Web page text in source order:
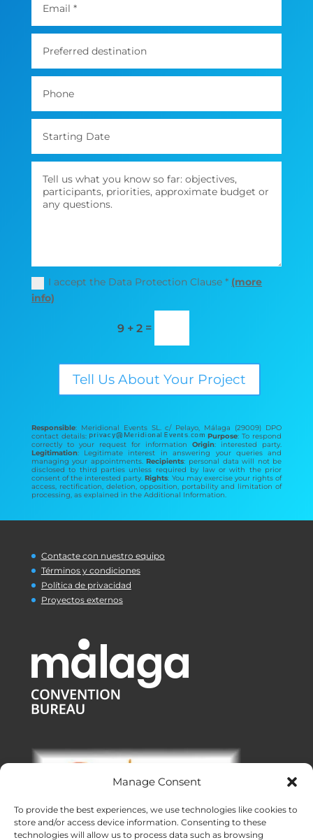
Manage Consent
To provide the best experiences, we use technologies like cookies to
store and/or access device information. Consenting to these
technologies will allow us to process data such as browsing
I accept the Data Protection Clause * (more
info)
9 + 2 =
Tell Us About Your Project
Responsible: Meridional Events SL. c/ Pelayo, Málaga (29009) DPO
contact details:
Purpose: To respond
correctly to your request for informationOrigin: interested party.
Legitimation: Legitimate interest in answering your queries and
managing your appointments.Recipients: personal data will not be
disclosed to third parties unless required by law or with the prior
consent of the interested party.Rights: You may exercise your rights of
access, rectification, deletion, opposition, portability and limitation of
processing, as explained in the Additional Information.
Contacte con nuestro equipo
Términos y condiciones
Política de privacidad
Proyectos externos